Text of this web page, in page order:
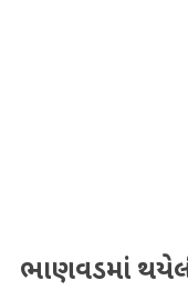
ભાણવડમાં